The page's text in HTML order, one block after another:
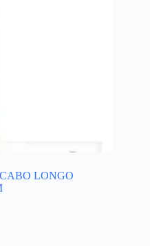
LONGO